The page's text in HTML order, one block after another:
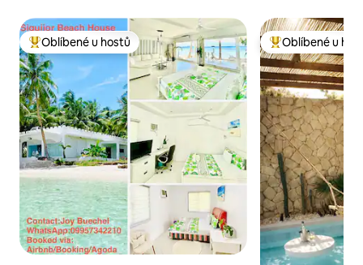
Nejlepší v kategorii Oblíbené u hostů
Oblíbené u hostů Nejlepší v
Oblíbené u